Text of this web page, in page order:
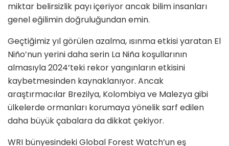
miktar belirsizlik payı içeriyor ancak bilim insanları
genel eğilimin doğruluğundan emin.
Geçtiğimiz yıl görülen azalma, ısınma etkisi yaratan El
Niño’nun yerini daha serin La Niña koşullarının
almasıyla 2024’teki rekor yangınların etkisini
kaybetmesinden kaynaklanıyor. Ancak
araştırmacılar Brezilya, Kolombiya ve Malezya gibi
ülkelerde ormanları korumaya yönelik sarf edilen
daha büyük çabalara da dikkat çekiyor.
WRI bünyesindeki Global Forest Watch’un eş